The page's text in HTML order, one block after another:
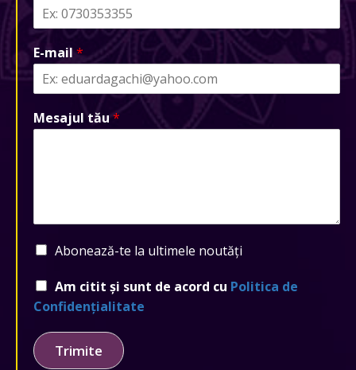
E-mail *
Mesajul tău *
Abonează-te la ultimele noutăți
Am citit și sunt de acord cu Politica de
Confidențialitate
Trimite